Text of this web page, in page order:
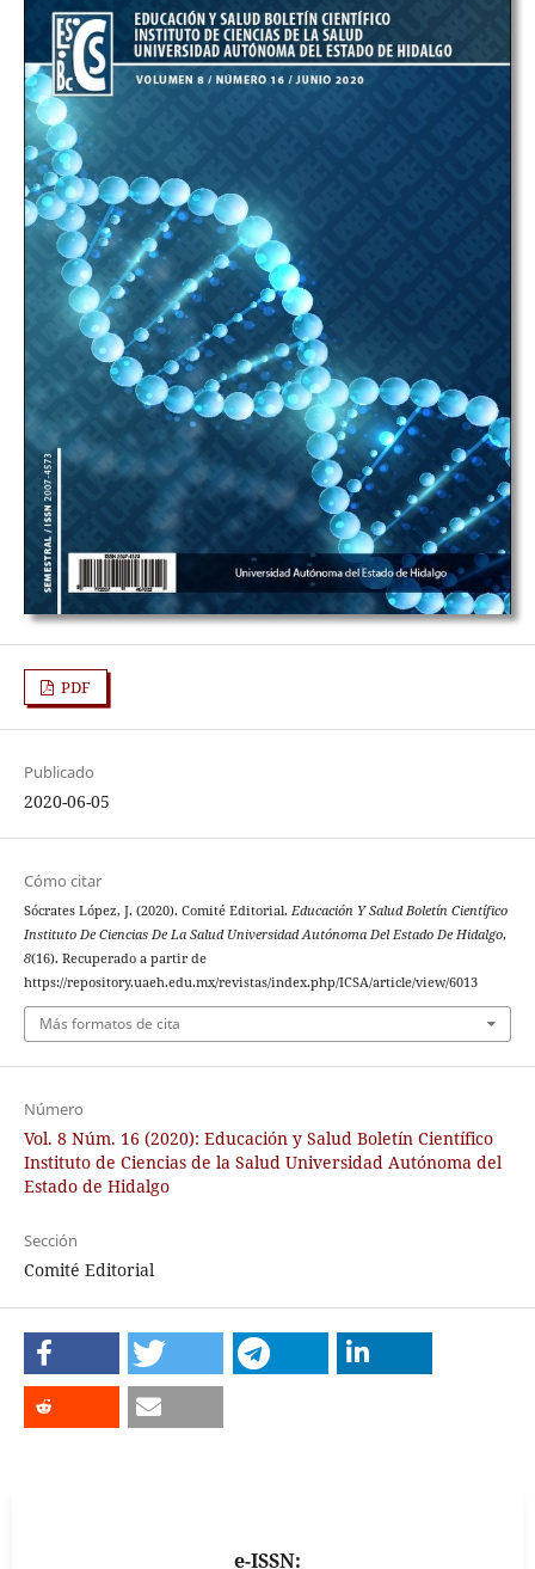
PDF
Publicado
2020-06-05
Cómo citar
Sócrates López, J. (2020). Comité Editorial. Educación Y Salud Boletín Científico
Instituto De Ciencias De La Salud Universidad Autónoma Del Estado De Hidalgo,
8(16). Recuperado a partir de
https://repository.uaeh.edu.mx/revistas/index.php/ICSA/article/view/6013
Más formatos de cita
Número
Vol. 8 Núm. 16 (2020): Educación y Salud Boletín Científico
Instituto de Ciencias de la Salud Universidad Autónoma del
Estado de Hidalgo
Sección
Comité Editorial
e-ISSN: